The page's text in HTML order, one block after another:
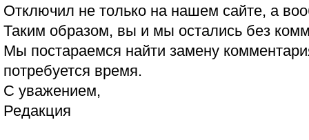
Отключил не только на нашем сайте, а
Таким образом, вы и мы остались без
Мы постараемся найти замену
потребуется время.
С уважением,
Редакция